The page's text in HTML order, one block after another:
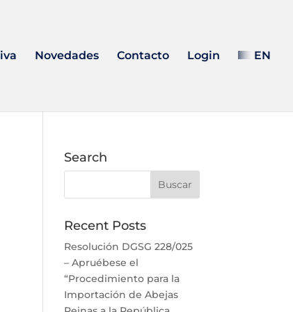
Novedades Contacto Login EN
Search
Recent Posts
Resolución DGSG 228/025
– Apruébese el
“Procedimiento para la
Importación de Abejas